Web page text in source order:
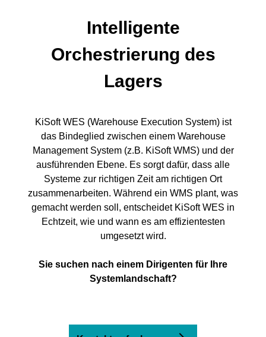
Intelligente
Orchestrierung des
Lagers
KiSoft WES (Warehouse Execution System) ist
das Bindeglied zwischen einem Warehouse
Management System (z.B. KiSoft WMS) und der
ausführenden ​​​​Ebene. Es sorgt dafür, dass alle
Systeme zur richtigen Zeit am richtigen Ort
zusammenarbeiten. Während ein WMS plant, was
gemacht werden soll, entscheidet KiSoft WES in
Echtzeit, wie und wann es am effizientesten
umgesetzt wird.
Sie suchen nach einem ​​Dirigenten für Ihre
Systemlandschaft?